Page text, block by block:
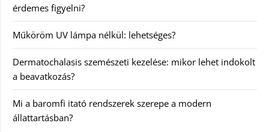
érdemes figyelni?
Műköröm UV lámpa nélkül: lehetséges?
Dermatochalasis szemészeti kezelése: mikor lehet indokolt
a beavatkozás?
Mi a baromfi itató rendszerek szerepe a modern
állattartásban?